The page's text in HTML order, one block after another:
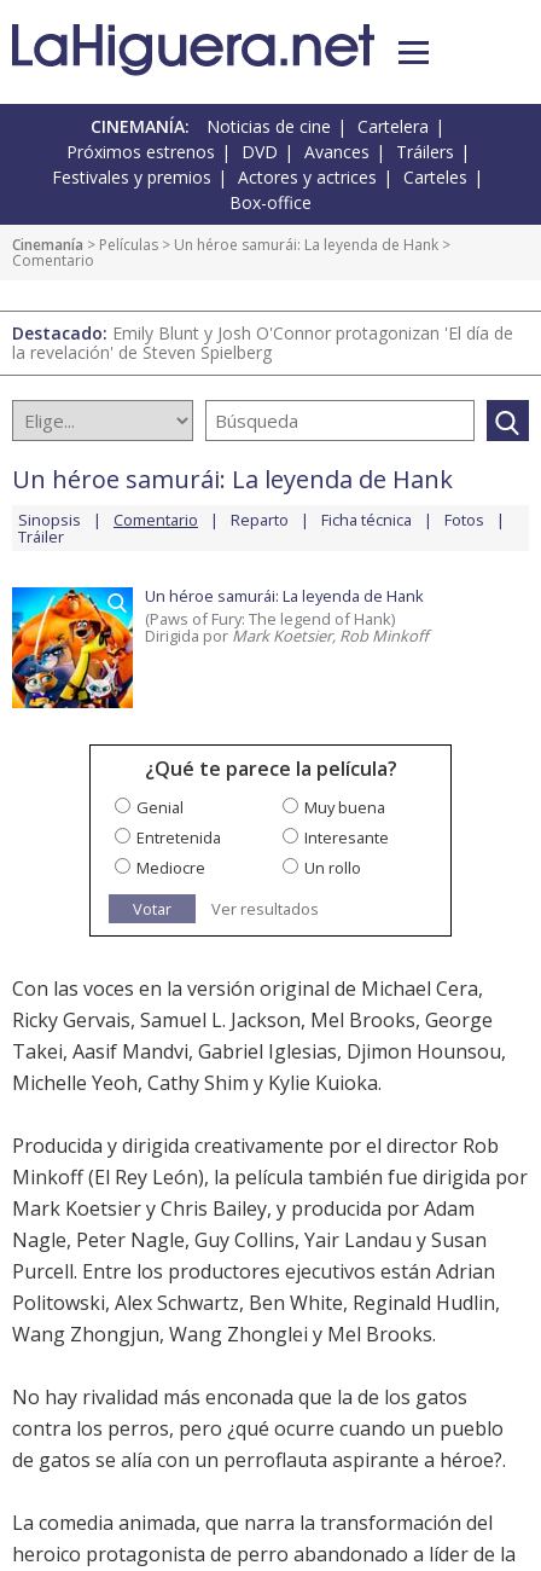
CINEMANÍA: Noticias de cine
Cartelera
Próximos estrenos
DVD Avances
Tráilers
Festivales y premios
Actores y actrices
Carteles
Box-office
Cinemanía > Películas > Un héroe samurái: La leyenda de Hank >
Comentario
Destacado: Emily Blunt y Josh O'Connor protagonizan 'El día de
la revelación' de Steven Spielberg
Un héroe samurái: La leyenda de Hank
Sinopsis Comentario Reparto Ficha técnica Fotos
Tráiler
Un héroe samurái: La leyenda de Hank
(Paws of Fury: The legend of Hank)
Dirigida por Mark Koetsier, Rob Minkoff
¿Qué te parece la película?
Genial
Muy buena
Entretenida
Interesante
Mediocre
Un rollo
Votar
Ver resultados
Con las voces en la versión original de Michael Cera,
Ricky Gervais, Samuel L. Jackson, Mel Brooks, George
Takei, Aasif Mandvi, Gabriel Iglesias, Djimon Hounsou,
Michelle Yeoh, Cathy Shim y Kylie Kuioka.
Producida y dirigida creativamente por el director Rob
Minkoff (El Rey León), la película también fue dirigida por
Mark Koetsier y Chris Bailey, y producida por Adam
Nagle, Peter Nagle, Guy Collins, Yair Landau y Susan
Purcell. Entre los productores ejecutivos están Adrian
Politowski, Alex Schwartz, Ben White, Reginald Hudlin,
Wang Zhongjun, Wang Zhonglei y Mel Brooks.
No hay rivalidad más enconada que la de los gatos
contra los perros, pero ¿qué ocurre cuando un pueblo
de gatos se alía con un perroflauta aspirante a héroe?.
La comedia animada, que narra la transformación del
heroico protagonista de perro abandonado a líder de la